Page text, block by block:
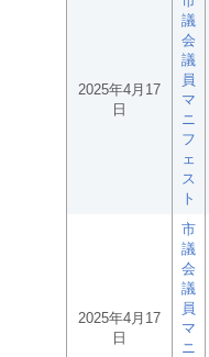
2025年4月17
日
議
会
議
員
マ
ニ
フ
ェ
ス
ト
2025年4月17
日
市
議
会
議
員
マ
ニ